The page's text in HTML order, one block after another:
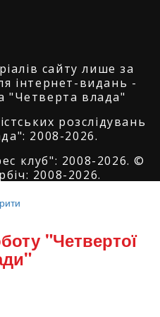
сайту лише за
інтернет-видань -
"Четверта влада"
розслідувань
2008-2026.
клуб": 2008-2026. ©
2008-2026.
"Четвертої